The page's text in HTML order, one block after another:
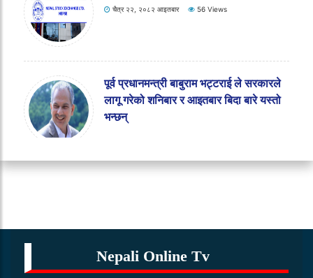
चैत्र २२, २०८२ आइतबार 56 Views
पूर्व प्रधानमन्त्री बाबुराम भट्टराई ले सरकारले
लागू गरेको शनिबार र आइतबार बिदा बारे यस्तो
भन्छन्
Nepali Online Tv